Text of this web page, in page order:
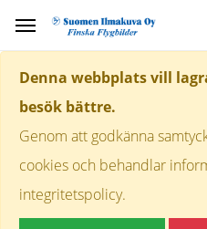
Denna webbplats vill
besök bättre.
Genom att godkänna
cookies och behandlar
integritetspolicy.